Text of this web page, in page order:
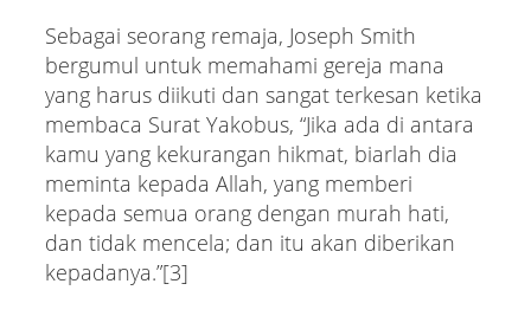
Sebagai seorang remaja, Joseph Smith
bergumul untuk memahami gereja mana
yang harus diikuti dan sangat terkesan ketika
membaca Surat Yakobus, “Jika ada di antara
kamu yang kekurangan hikmat, biarlah dia
meminta kepada Allah, yang memberi
kepada semua orang dengan murah hati,
dan tidak mencela; dan itu akan diberikan
kepadanya.”[3]